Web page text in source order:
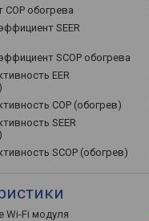
обогрева
SEER
SCOP обогрева
EER
COP (обогрев)
SEER
SCOP (обогрев)
Wi-Fi модуля